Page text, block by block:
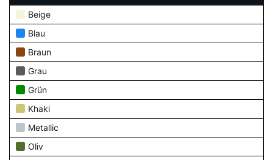
Beige
Blau
Braun
Grau
Grün
Khaki
Metallic
Oliv